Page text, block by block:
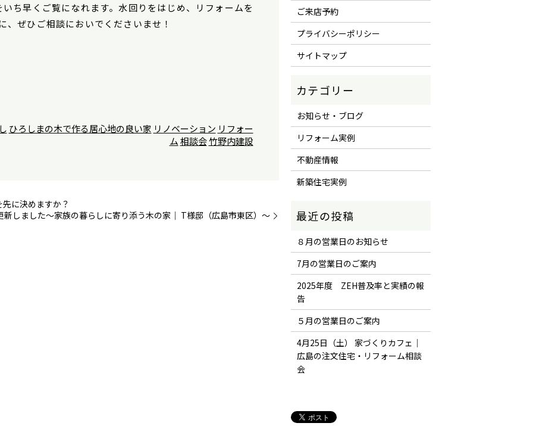
いち早くご覧になれます。水回りをはじめ、リフォームを
ぜひご相談においでくださいませ！
ひろしまの木で作る居心地の良い家 リノベーション リフォー
ム相談会竹野内建設
に決めますか？
新しました～家族の暮らしに寄り添う木の家｜ T様邸（広島市東区）～
ご来店予約
プライバシーポリシー
サイトマップ
お知らせ・ブログ
リフォーム実例
不動産情報
新築住宅実例
８月の営業日のお知らせ
7月の営業日のご案内
2025年度 ZEH普及率と実績の報
告
５月の営業日のご案内
4月25日（土） 家づくりカフェ｜
広島の注文住宅・リフォーム相談
会